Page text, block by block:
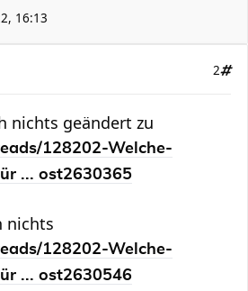
16:13
2
nichts geändert zu
128202-Welche-
... ost2630365
nichts
128202-Welche-
... ost2630546